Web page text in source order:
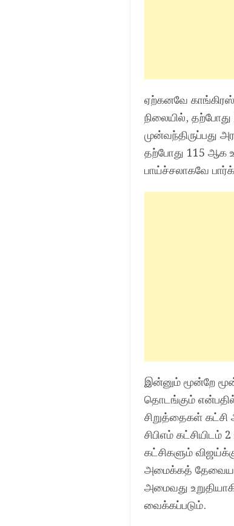
ஏற்கனவே
நிலையில்,
முன்வந்திருப்பது
தற்போது 115 ஆக
பாய்ச்சலாகவே
இன்னும் மூன்றே
தொடங்கும்
சிறுத்தைகள் கட்சி
சிபிஎம் கட்சியிடம்
கட்சிகளும்
அமைக்கத்
அமைவது
வைக்கப்படும்.